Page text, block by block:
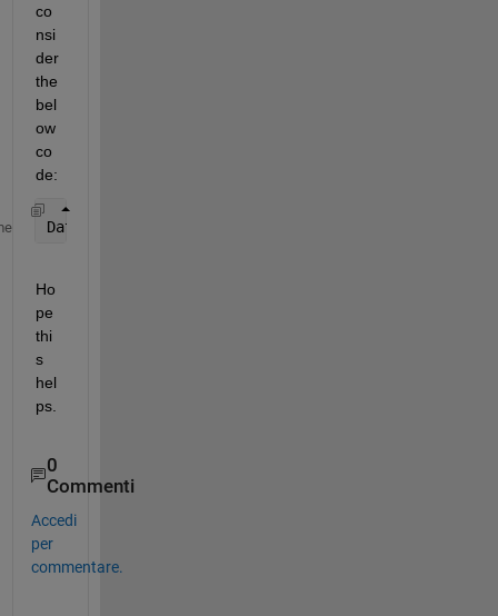
co
nsi
der
the
bel
ow
co
de:
Data=Wind(100,20,5);
Ho
pe
thi
s
hel
ps.
0
Commenti
Accedi
per
commentare.